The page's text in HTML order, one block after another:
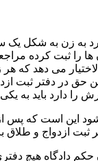
زن به شکل یک
ها را ثبت کرده
می دهد که
حق در دفتر ثبت
دارد باید به
این است که پس از
ثبت ازدواج و طلاق
دادگاه هیچ